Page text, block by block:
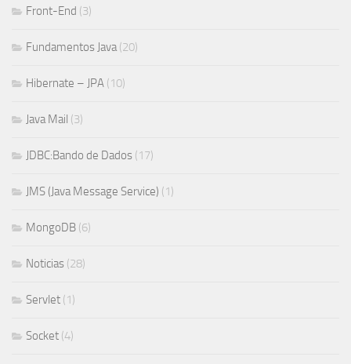
Front-End (3)
Fundamentos Java(20)
Hibernate – JPA (10)
Java Mail (3)
JDBC:Bando de Dados (17)
JMS (Java Message Service) (1)
MongoDB (6)
Noticias (28)
Servlet (1)
Socket (4)